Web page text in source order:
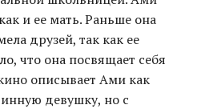
и ее мать. Раньше она
друзей, так как ее
что она посвящает себя
описывает Ами как
девушку, но с